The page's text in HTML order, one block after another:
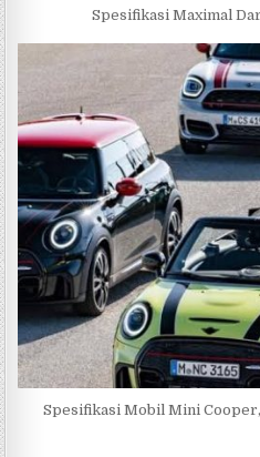
Spesifikasi Maximal
Spesifikasi Mobil Mini